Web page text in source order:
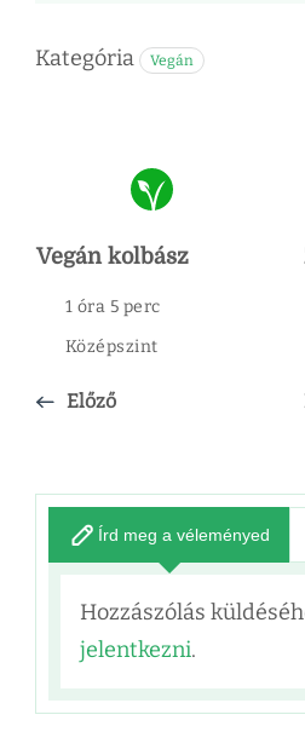
Kategória Vegán
Vegán kolbász
1 óra 5 perc
Középszint
Előző
Írd meg a véleményed
Hozzászólás
jelentkezni.